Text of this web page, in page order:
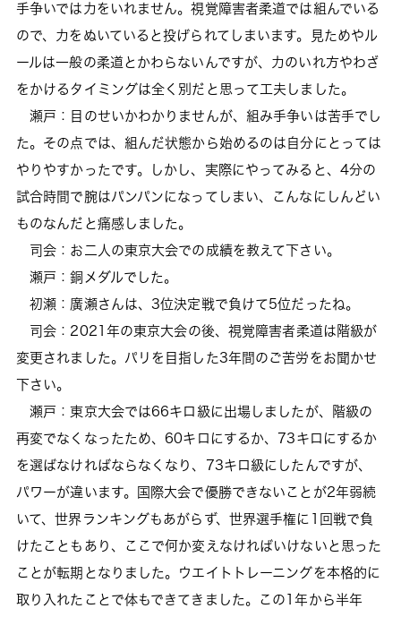
手争いでは力をいれません。視覚障害者柔道では組んでいる
ので、力をぬいていると投げられてしまいます。見ためやル
ールは一般の柔道とかわらないんですが、力のいれ方やわざ
をかけるタイミングは全く別だと思って工夫しました。
瀬戸：目のせいかわかりませんが、組み手争いは苦手でし
た。その点では、組んだ状態から始めるのは自分にとっては
やりやすかったです。しかし、実際にやってみると、4分の
試合時間で腕はパンパンになってしまい、こんなにしんどい
ものなんだと痛感しました。
司会：お二人の東京大会での成績を教えて下さい。
瀬戸：銅メダルでした。
初瀬：廣瀬さんは、3位決定戦で負けて5位だったね。
司会：2021年の東京大会の後、視覚障害者柔道は階級が
変更されました。パリを目指した3年間のご苦労をお聞かせ
下さい。
瀬戸：東京大会では66キロ級に出場しましたが、階級の
再変でなくなったため、60キロにするか、73キロにするか
を選ばなければならなくなり、73キロ級にしたんですが、
パワーが違います。国際大会で優勝できないことが2年弱続
いて、世界ランキングもあがらず、世界選手権に1回戦で負
けたこともあり、ここで何か変えなければいけないと思った
ことが転期となりました。ウエイトトレーニングを本格的に
取り入れたことで体もできてきました。この1年から半年